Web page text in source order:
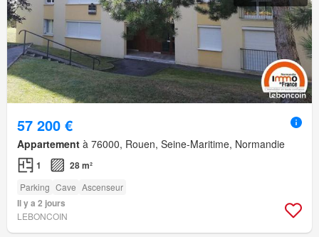
57 200 €
Appartement à 76000, Rouen, Seine-Maritime, Normandie
1 28 m²
Parking Cave Ascenseur
Il y a 2 jours
LEBONCOIN